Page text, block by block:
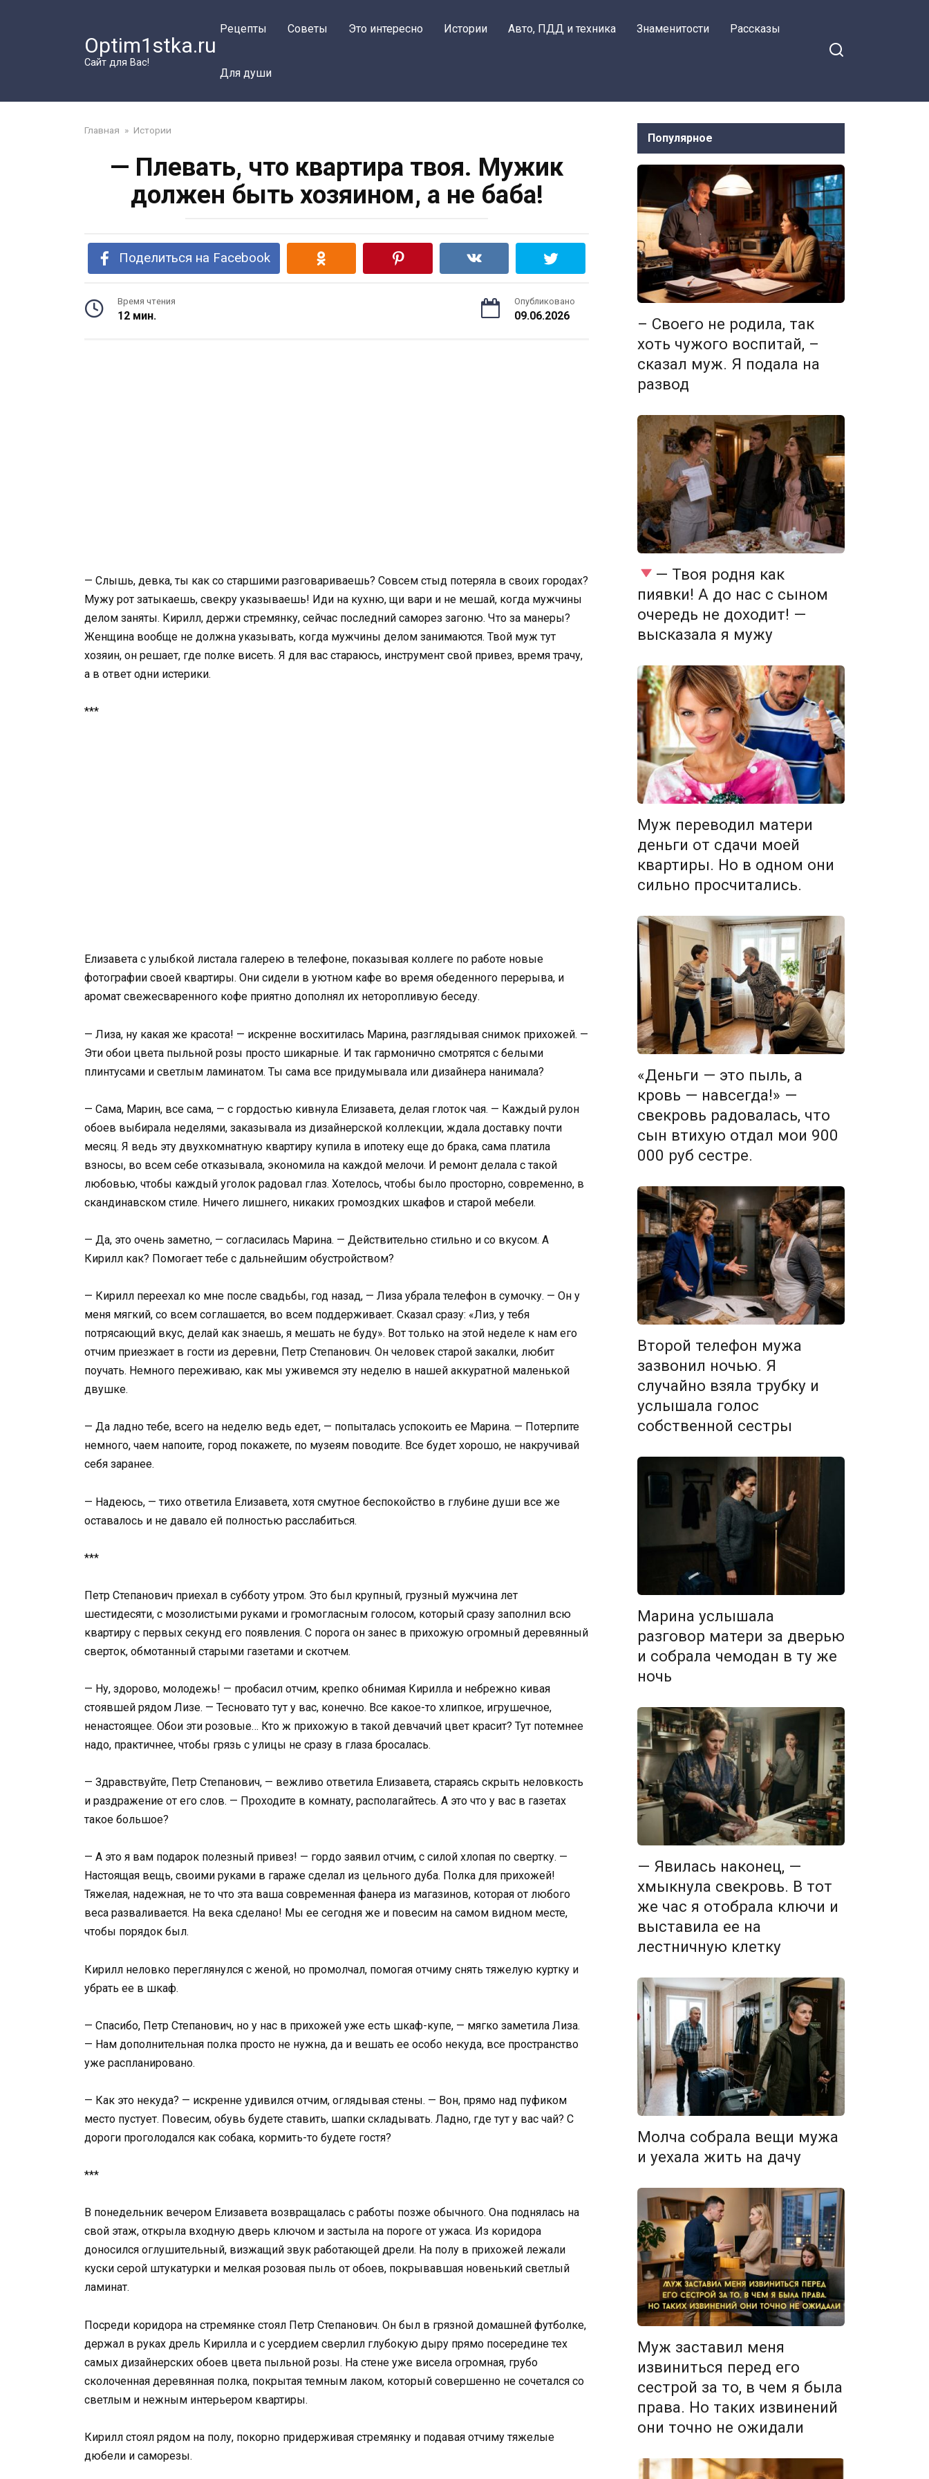
Optim1stka.ru
Сайт для Вас!
Рецепты Советы Это интересно Истории Авто, ПДД и техника Знаменитости Рассказы
Для души
Главная » Истории
— Плевать, что квартира твоя. Мужик
должен быть хозяином, а не баба!
Поделиться на Facebook
Время чтения
12 мин.
Опубликовано
09.06.2026
— Слышь, девка, ты как со старшими разговариваешь? Совсем стыд потеряла в своих городах?
Мужу рот затыкаешь, свекру указываешь! Иди на кухню, щи вари и не мешай, когда мужчины
делом заняты. Кирилл, держи стремянку, сейчас последний саморез загоню. Что за манеры?
Женщина вообще не должна указывать, когда мужчины делом занимаются. Твой муж тут
хозяин, он решает, где полке висеть. Я для вас стараюсь, инструмент свой привез, время трачу,
а в ответ одни истерики.
***
Елизавета с улыбкой листала галерею в телефоне, показывая коллеге по работе новые
фотографии своей квартиры. Они сидели в уютном кафе во время обеденного перерыва, и
аромат свежесваренного кофе приятно дополнял их неторопливую беседу.
— Лиза, ну какая же красота! — искренне восхитилась Марина, разглядывая снимок прихожей. —
Эти обои цвета пыльной розы просто шикарные. И так гармонично смотрятся с белыми
плинтусами и светлым ламинатом. Ты сама все придумывала или дизайнера нанимала?
— Сама, Марин, все сама, — с гордостью кивнула Елизавета, делая глоток чая. — Каждый рулон
обоев выбирала неделями, заказывала из дизайнерской коллекции, ждала доставку почти
месяц. Я ведь эту двухкомнатную квартиру купила в ипотеку еще до брака, сама платила
взносы, во всем себе отказывала, экономила на каждой мелочи. И ремонт делала с такой
любовью, чтобы каждый уголок радовал глаз. Хотелось, чтобы было просторно, современно, в
скандинавском стиле. Ничего лишнего, никаких громоздких шкафов и старой мебели.
— Да, это очень заметно, — согласилась Марина. — Действительно стильно и со вкусом. А
Кирилл как? Помогает тебе с дальнейшим обустройством?
— Кирилл переехал ко мне после свадьбы, год назад, — Лиза убрала телефон в сумочку. — Он у
меня мягкий, со всем соглашается, во всем поддерживает. Сказал сразу: «Лиз, у тебя
потрясающий вкус, делай как знаешь, я мешать не буду». Вот только на этой неделе к нам его
отчим приезжает в гости из деревни, Петр Степанович. Он человек старой закалки, любит
поучать. Немного переживаю, как мы уживемся эту неделю в нашей аккуратной маленькой
двушке.
— Да ладно тебе, всего на неделю ведь едет, — попыталась успокоить ее Марина. — Потерпите
немного, чаем напоите, город покажете, по музеям поводите. Все будет хорошо, не накручивай
себя заранее.
— Надеюсь, — тихо ответила Елизавета, хотя смутное беспокойство в глубине души все же
оставалось и не давало ей полностью расслабиться.
***
Петр Степанович приехал в субботу утром. Это был крупный, грузный мужчина лет
шестидесяти, с мозолистыми руками и громогласным голосом, который сразу заполнил всю
квартиру с первых секунд его появления. С порога он занес в прихожую огромный деревянный
сверток, обмотанный старыми газетами и скотчем.
— Ну, здорово, молодежь! — пробасил отчим, крепко обнимая Кирилла и небрежно кивая
стоявшей рядом Лизе. — Тесновато тут у вас, конечно. Все какое-то хлипкое, игрушечное,
ненастоящее. Обои эти розовые… Кто ж прихожую в такой девчачий цвет красит? Тут потемнее
надо, практичнее, чтобы грязь с улицы не сразу в глаза бросалась.
— Здравствуйте, Петр Степанович, — вежливо ответила Елизавета, стараясь скрыть неловкость
и раздражение от его слов. — Проходите в комнату, располагайтесь. А это что у вас в газетах
такое большое?
— А это я вам подарок полезный привез! — гордо заявил отчим, с силой хлопая по свертку. —
Настоящая вещь, своими руками в гараже сделал из цельного дуба. Полка для прихожей!
Тяжелая, надежная, не то что эта ваша современная фанера из магазинов, которая от любого
веса разваливается. На века сделано! Мы ее сегодня же и повесим на самом видном месте,
чтобы порядок был.
Кирилл неловко переглянулся с женой, но промолчал, помогая отчиму снять тяжелую куртку и
убрать ее в шкаф.
— Спасибо, Петр Степанович, но у нас в прихожей уже есть шкаф-купе, — мягко заметила Лиза.
— Нам дополнительная полка просто не нужна, да и вешать ее особо некуда, все пространство
уже распланировано.
— Как это некуда? — искренне удивился отчим, оглядывая стены. — Вон, прямо над пуфиком
место пустует. Повесим, обувь будете ставить, шапки складывать. Ладно, где тут у вас чай? С
дороги проголодался как собака, кормить-то будете гостя?
***
В понедельник вечером Елизавета возвращалась с работы позже обычного. Она поднялась на
свой этаж, открыла входную дверь ключом и застыла на пороге от ужаса. Из коридора
доносился оглушительный, визжащий звук работающей дрели. На полу в прихожей лежали
куски серой штукатурки и мелкая розовая пыль от обоев, покрывавшая новенький светлый
ламинат.
Посреди коридора на стремянке стоял Петр Степанович. Он был в грязной домашней футболке,
держал в руках дрель Кирилла и с усердием сверлил глубокую дыру прямо посередине тех
самых дизайнерских обоев цвета пыльной розы. На стене уже висела огромная, грубо
сколоченная деревянная полка, покрытая темным лаком, который совершенно не сочетался со
светлым и нежным интерьером квартиры.
Кирилл стоял рядом на полу, покорно придерживая стремянку и подавая отчиму тяжелые
дюбели и саморезы.
Популярное
– Своего не родила, так
хоть чужого воспитай, –
сказал муж. Я подала на
развод
— Твоя родня как
пиявки! А до нас с сыном
очередь не доходит! —
высказала я мужу
Муж переводил матери
деньги от сдачи моей
квартиры. Но в одном они
сильно просчитались.
«Деньги — это пыль, а
кровь — навсегда!» —
свекровь радовалась, что
сын втихую отдал мои 900
000 руб сестре.
Второй телефон мужа
зазвонил ночью. Я
случайно взяла трубку и
услышала голос
собственной сестры
Марина услышала
разговор матери за дверью
и собрала чемодан в ту же
ночь
— Явилась наконец, —
хмыкнула свекровь. В тот
же час я отобрала ключи и
выставила ее на
лестничную клетку
Молча собрала вещи мужа
и уехала жить на дачу
Муж заставил меня
извиниться перед его
сестрой за то, в чем я была
права. Но таких извинений
они точно не ожидали